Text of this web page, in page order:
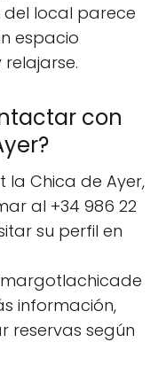
del local parece
espacio
con
Chica de Ayer,
al +34 986 22
su perfil en
información,
reservas según